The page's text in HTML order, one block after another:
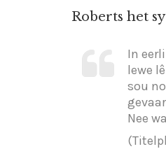
Roberts het
In
lewe
sou
Nee